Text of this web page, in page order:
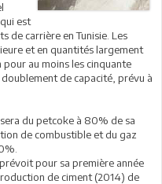
est
de carrière en Tunisie. Les
et en quantités largement
au moins les cinquante
de capacité, prévu à
du petcoke à 80% de sa
de combustible et du gaz
pour sa première année
de ciment (2014) de